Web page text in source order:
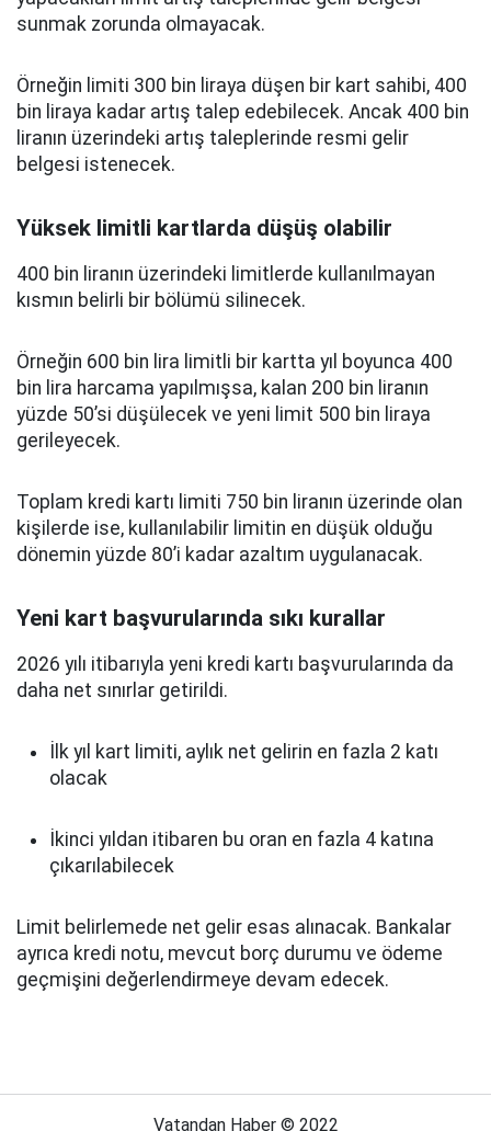
sunmak zorunda olmayacak.
Örneğin limiti 300 bin liraya düşen bir kart sahibi, 400
bin liraya kadar artış talep edebilecek. Ancak 400 bin
liranın üzerindeki artış taleplerinde resmi gelir
belgesi istenecek.
Yüksek limitli kartlarda düşüş olabilir
400 bin liranın üzerindeki limitlerde kullanılmayan
kısmın belirli bir bölümü silinecek.
Örneğin 600 bin lira limitli bir kartta yıl boyunca 400
bin lira harcama yapılmışsa, kalan 200 bin liranın
yüzde 50’si düşülecek ve yeni limit 500 bin liraya
gerileyecek.
Toplam kredi kartı limiti 750 bin liranın üzerinde olan
kişilerde ise, kullanılabilir limitin en düşük olduğu
dönemin yüzde 80’i kadar azaltım uygulanacak.
Yeni kart başvurularında sıkı kurallar
2026 yılı itibarıyla yeni kredi kartı başvurularında da
daha net sınırlar getirildi.
İlk yıl kart limiti, aylık net gelirin en fazla 2 katı
olacak
İkinci yıldan itibaren bu oran en fazla 4 katına
çıkarılabilecek
Limit belirlemede net gelir esas alınacak. Bankalar
ayrıca kredi notu, mevcut borç durumu ve ödeme
geçmişini değerlendirmeye devam edecek.
Vatandan Haber © 2022